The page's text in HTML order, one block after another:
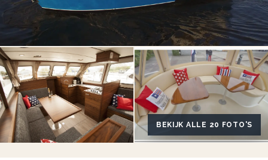
BEKIJK ALLE 20 FOTO'S